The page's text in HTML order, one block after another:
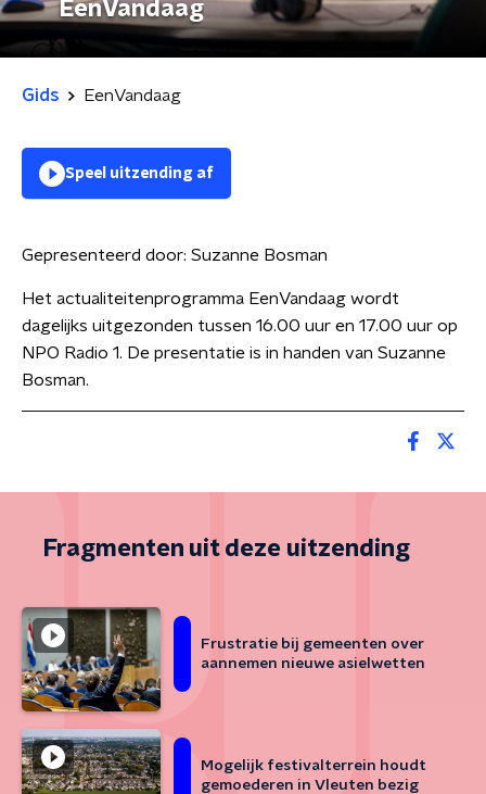
EenVandaag
Gids EenVandaag
Speel uitzending af
Gepresenteerd door: Suzanne Bosman
Het actualiteitenprogramma EenVandaag wordt
dagelijks uitgezonden tussen 16.00 uur en 17.00 uur op
NPO Radio 1. De presentatie is in handen van Suzanne
Bosman.
Fragmenten uit deze uitzending
Frustratie bij gemeenten over
aannemen nieuwe asielwetten
Mogelijk festivalterrein houdt
gemoederen in Vleuten bezig